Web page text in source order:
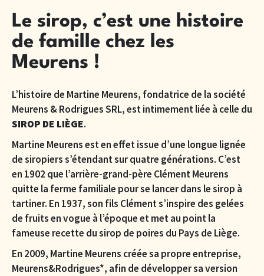
Le sirop, c’est une histoire
de famille chez les
Meurens !
L’histoire de Martine Meurens, fondatrice de la société
Meurens & Rodrigues SRL, est intimement liée à celle du
SIROP DE LIÈGE.
Martine Meurens est en effet issue d’une longue lignée
de siropiers s’étendant sur quatre générations. C’est
en 1902 que l’arrière-grand-père Clément Meurens
quitte la ferme familiale pour se lancer dans le sirop à
tartiner. En 1937, son fils Clément s’inspire des gelées
de fruits en vogue à l’époque et met au point la
fameuse recette du sirop de poires du Pays de Liège.
En 2009, Martine Meurens créée sa propre entreprise,
Meurens&Rodrigues*, afin de développer sa version